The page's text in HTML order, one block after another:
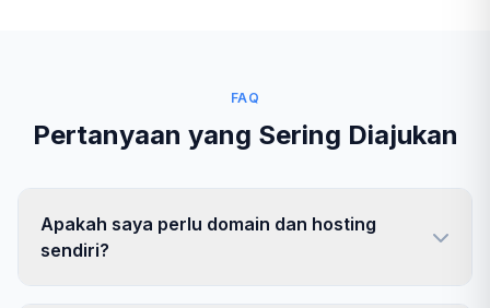
FAQ
Pertanyaan yang Sering Diajukan
Apakah saya perlu domain dan hosting
sendiri?